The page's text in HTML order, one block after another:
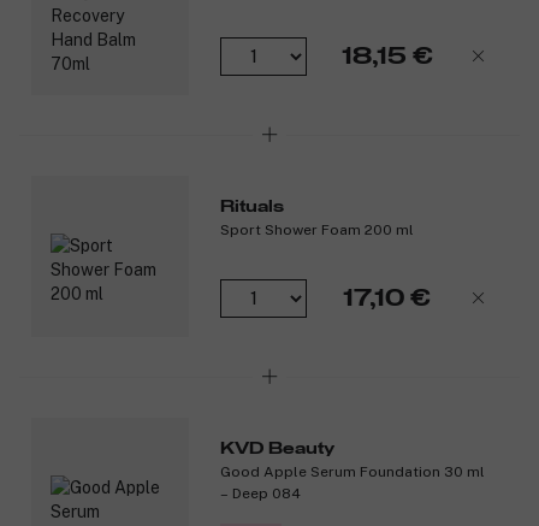
ml: The Ritual Of Ayurveda Foaming Shower Gel on
täyteläinen ja ylellinen suihkugeeli, jossa on intianruusun
ja manteliöljyn tasapainottava tuoksu.
vartalovoide intianruusun ja manteliöljyn
18,15 €
Rituals
Sport Shower Foam 200 ml
17,10 €
KVD Beauty
Good Apple Serum Foundation 30 ml
– Deep 084